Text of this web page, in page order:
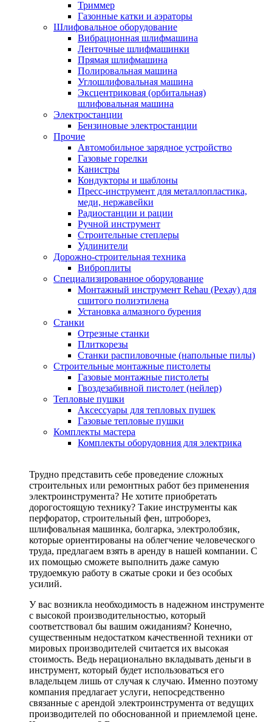
Триммер
Газонные катки и аэраторы
Шлифовальное оборудование
Вибрационная шлифмашина
Ленточные шлифмашинки
Прямая шлифмашина
Полировальная машина
Углошлифовальная машина
Эксцентриковая (орбитальная)
шлифовальная машина
Электростанции
Бензиновые электростанции
Прочие
Автомобильное зарядное устройство
Газовые горелки
Канистры
Кондукторы и шаблоны
Пресс-инструмент для металлопластика,
меди, нержавейки
Радиостанции и рации
Ручной инструмент
Строительные степлеры
Удлинители
Дорожно-строительная техника
Виброплиты
Специализированное оборудование
Монтажный инструмент Rehau (Рехау) для
сшитого полиэтилена
Установка алмазного бурения
Станки
Отрезные станки
Плиткорезы
Станки распиловочные (напольные пилы)
Строительные монтажные пистолеты
Газовые монтажные пистолеты
Гвоздезабивной пистолет (нейлер)
Тепловые пушки
Аксессуары для тепловых пушек
Газовые тепловые пушки
Комплекты мастера
Комплекты оборудовния для электрика
Трудно представить себе проведение сложных
строительных или ремонтных работ без применения
электроинструмента? Не хотите приобретать
дорогостоящую технику? Такие инструменты как
перфоратор, строительный фен, штроборез,
шлифовальная машинка, болгарка, электролобзик,
которые ориентированы на облегчение человеческого
труда, предлагаем взять в аренду в нашей компании. С
их помощью сможете выполнить даже самую
трудоемкую работу в сжатые сроки и без особых
усилий.
У вас возникла необходимость в надежном инструменте
с высокой производительностью, который
соответствовал бы вашим ожиданиям? Конечно,
существенным недостатком качественной техники от
мировых производителей считается их высокая
стоимость. Ведь нерационально вкладывать деньги в
инструмент, который будет использоваться его
владельцем лишь от случая к случаю. Именно поэтому
компания предлагает услуги, непосредственно
связанные с арендой электроинструмента от ведущих
производителей по обоснованной и приемлемой цене.